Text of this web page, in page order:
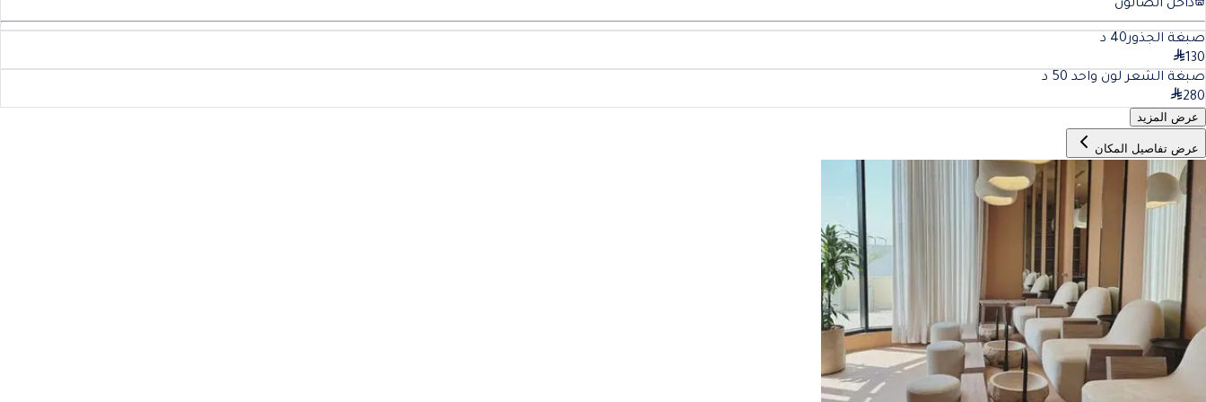
داخل الصالون
صبغة الجذور40 د
130
صبغة الشعر لون واحد 50 د
280
عرض المزيد
عرض تفاصيل المكان